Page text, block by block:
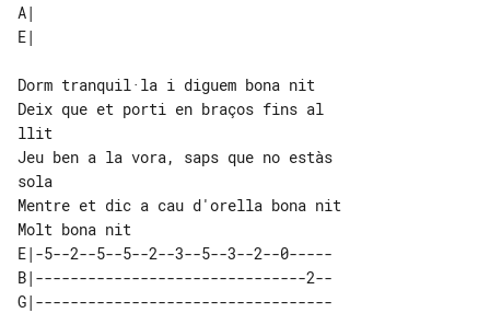
A|
Dorm tranquil·la i diguem bona nit
Deix que et porti en braços fins al
llit
Jeu ben a la vora, saps que no estàs
sola
Mentre et dic a cau d'orella bona nit
E|-5--2--5--5--2--3--5--3--2--0-----
B|-------------------------------2--
G|----------------------------------